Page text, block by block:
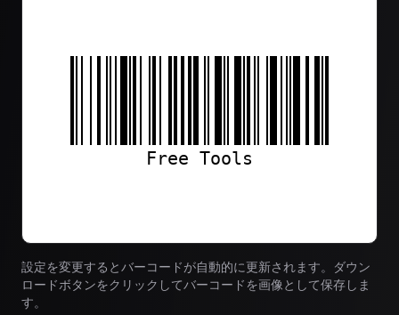
設定を変更するとバーコードが自動的に更新されます。ダウン
ロードボタンをクリックしてバーコードを画像として保存しま
す。